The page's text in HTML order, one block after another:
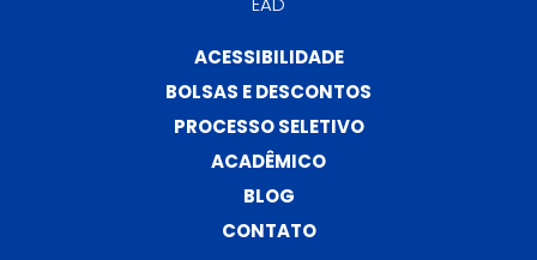
ACESSIBILIDADE
BOLSAS E DESCONTOS
PROCESSO SELETIVO
ACADÊMICO
BLOG
CONTATO